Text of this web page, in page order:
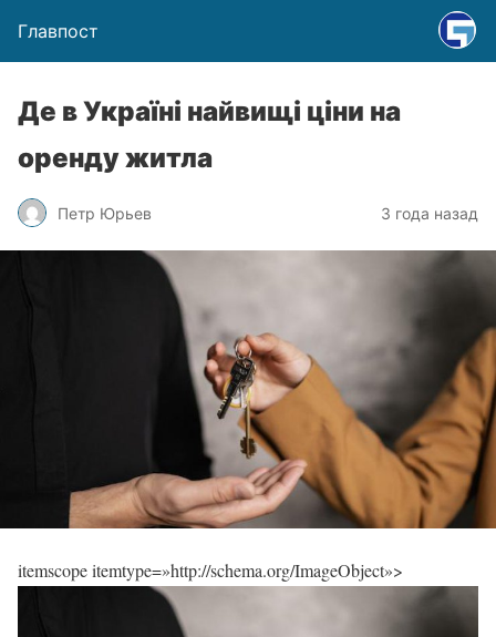
Главпост
Де в Україні найвищі ціни на
оренду житла
Петр Юрьев 3 года назад
itemscope itemtype=»http://schema.org/ImageObject»>